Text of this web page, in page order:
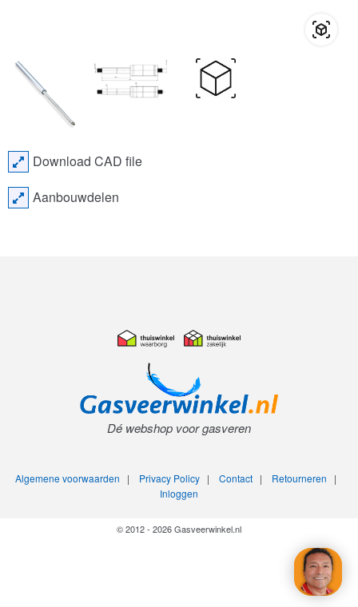
Download CAD file
Aanbouwdelen
Dé webshop voor gasveren
Algemene voorwaarden | Privacy Policy| Contact| Retourneren |
Inloggen
© 2012 - 2026 Gasveerwinkel.nl